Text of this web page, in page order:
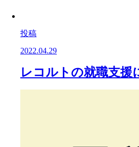
投稿
2022.04.29
レコルトの就職支援